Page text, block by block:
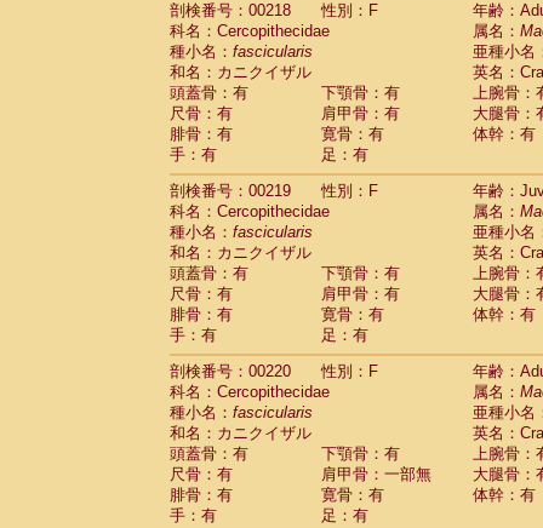
剖検番号：00218
性別：F
年齢：
科名：Cercopithecidae
属名：
種小名： fascicularis
亜種小名
和名：カニクイザル
英名：
頭蓋骨：有
下顎骨：有
上腕骨：
尺骨：有
肩甲骨：有
大腿骨：
腓骨：有
寛骨：有
体幹：有
手：有
足：有
剖検番号：00219
性別：F
年齢：
科名：Cercopithecidae
属名：
種小名： fascicularis
亜種小名
和名：カニクイザル
英名：
頭蓋骨：有
下顎骨：有
上腕骨：
尺骨：有
肩甲骨：有
大腿骨：
腓骨：有
寛骨：有
体幹：有
手：有
足：有
剖検番号：00220
性別：F
年齢：
科名：Cercopithecidae
属名：
種小名： fascicularis
亜種小名
和名：カニクイザル
英名：
頭蓋骨：有
下顎骨：有
上腕骨：
尺骨：有
肩甲骨：一部無
大腿骨：
腓骨：有
寛骨：有
体幹：有
手：有
足：有